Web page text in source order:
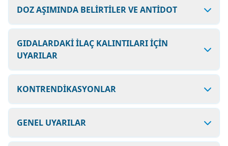
DOZ AŞIMINDA BELİRTİLER VE ANTİDOT
GIDALARDAKİ İLAÇ KALINTILARI İÇİN
UYARILAR
KONTRENDİKASYONLAR
GENEL UYARILAR